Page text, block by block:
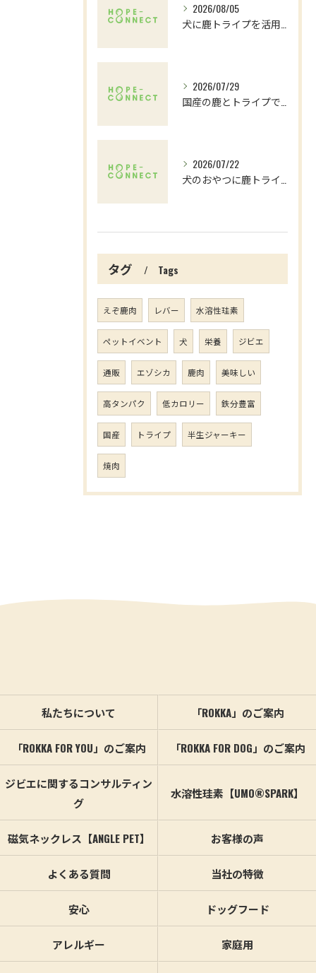
2026/08/05
2026/07/29
2026/07/22
タグ Tags
えぞ鹿肉 レバー 水溶性珪素
ペットイベント 犬 栄養 ジビエ
通販 エゾシカ 鹿肉 美味しい
高タンパク 低カロリー 鉄分豊富
国産 トライプ 半生ジャーキー
焼肉
私たちについて 「ROKKA」のご案内
「ROKKA FOR YOU」のご案内 「ROKKA FOR DOG」のご案内
ジビエに関するコンサルティン
グ
水溶性珪素【UMO®SPARK】
磁気ネックレス【ANGLE PET】 お客様の声
よくある質問 当社の特徴
安心 ドッグフード
アレルギー 家庭用